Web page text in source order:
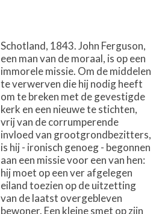
Schotland, 1843. John Ferguson,
een man van de moraal, is op een
immorele missie. Om de middelen
te verwerven die hij nodig heeft
om te breken met de gevestigde
kerk en een nieuwe te stichten,
vrij van de corrumperende
invloed van grootgrondbezitters,
is hij - ironisch genoeg - begonnen
aan een missie voor een van hen:
hij moet op een ver afgelegen
eiland toezien op de uitzetting
van de laatst overgebleven
bewoner. Een kleine smet op zijn